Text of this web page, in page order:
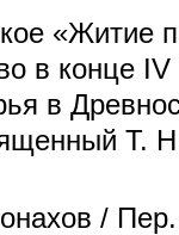
«Житие
в конце
в
Т.
/